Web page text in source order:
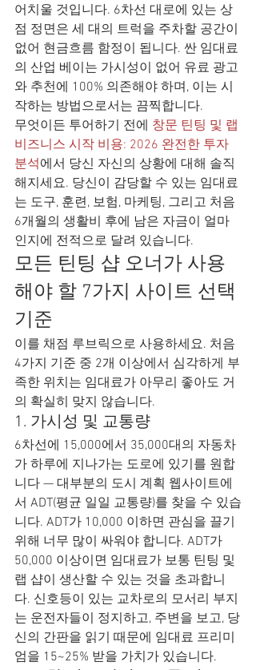
어치울 것입니다. 6차선 대로에 있는 상
점 정면은 세 대의 트럭을 주차할 공간이
없어 현금흐름 함정이 됩니다. 싼 임대료
의 산업 베이는 가시성이 없어 유료 광고
와 추천에 100% 의존해야 하며, 이는 시
작하는 방법으로서는 끔찍합니다.
무엇이든 투어하기 전에 창문 틴팅 및 랩
비즈니스 시작 비용: 2026 완전한 투자
분석에서 당신 자신의 상황에 대해 솔직
해지세요. 당신이 감당할 수 있는 임대료
는 도구, 훈련, 보험, 마케팅, 그리고 처음
6개월의 생활비 후에 남은 자금이 얼마
인지에 전적으로 달려 있습니다.
모든 틴팅 샵 오너가 사용
해야 할 7가지 사이트 선택
기준
이를 채점 루브릭으로 사용하세요. 처음
4가지 기준 중 2개 이상에서 심각하게 부
족한 위치는 임대료가 아무리 좋아도 거
의 확실히 맞지 않습니다.
1. 가시성 및 교통량
6차선에 15,000에서 35,000대의 자동차
가 하루에 지나가는 도로에 있기를 원합
니다 — 대부분의 도시 계획 웹사이트에
서 ADT(평균 일일 교통량)를 찾을 수 있습
니다. ADT가 10,000 이하면 관심을 끌기
위해 너무 많이 싸워야 합니다. ADT가
50,000 이상이면 임대료가 보통 틴팅 및
랩 샵이 생산할 수 있는 것을 초과합니
다. 신호등이 있는 교차로의 모서리 부지
는 운전자들이 정지하고, 주변을 보고, 당
신의 간판을 읽기 때문에 임대료 프리미
엄을 15~25% 받을 가치가 있습니다.